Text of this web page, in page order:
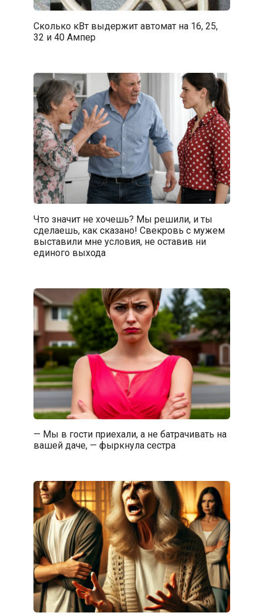
Сколько кВт выдержит автомат на 16, 25,
32 и 40 Ампер
Что значит не хочешь? Мы решили, и ты
сделаешь, как сказано! Свекровь с мужем
выставили мне условия, не оставив ни
единого выхода
— Мы в гости приехали, а не батрачивать на
вашей даче, — фыркнула сестра